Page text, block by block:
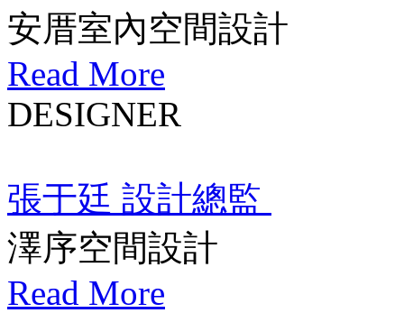
安厝室內空間設計
Read More
DESIGNER
張于廷 設計總監
澤序空間設計
Read More